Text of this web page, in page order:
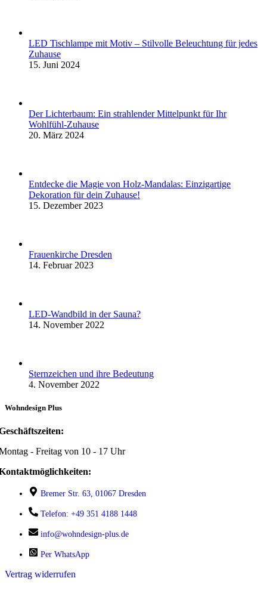
LED Tischlampe mit Motiv – Stilvolle Beleuchtung für jedes
Zuhause
15. Juni 2024
Der Lichterbaum: Ein strahlender Mittelpunkt für Ihr
Wohlfühl-Zuhause
20. März 2024
Entdecke die Magie von Holz-Mandalas: Einzigartige
Dekoration für dein Zuhause!
15. Dezember 2023
Frauenkirche Dresden
14. Februar 2023
LED-Wandbild in der Sauna?
14. November 2022
Sternzeichen und ihre Bedeutung
4. November 2022
Wohndesign Plus
- Freitag von 10 - 17 Uhr
Bremer Str. 63, 01067 Dresden
Telefon: +49 351 4188 1448
info@wohndesign-plus.de
Per WhatsApp
Vertrag widerrufen